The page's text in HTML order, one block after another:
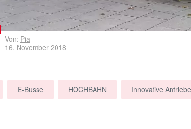
Von: Pia
16. November 2018
E-Busse HOCHBAHN Innovative Antriebe